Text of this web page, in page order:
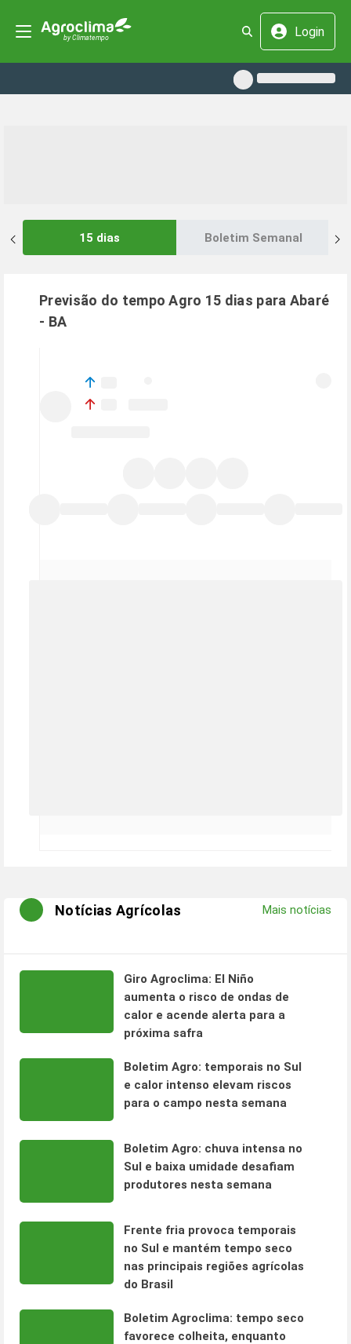
Login
15 dias Boletim Semanal
Previsão do tempo Agro 15 dias para Abaré
- BA
Notícias Agrícolas Mais notícias
Giro Agroclima: El Niño
aumenta o risco de ondas de
calor e acende alerta para a
próxima safra
Boletim Agro: temporais no Sul
e calor intenso elevam riscos
para o campo nesta semana
Boletim Agro: chuva intensa no
Sul e baixa umidade desafiam
produtores nesta semana
Frente fria provoca temporais
no Sul e mantém tempo seco
nas principais regiões agrícolas
do Brasil
Boletim Agroclima: tempo seco
favorece colheita, enquanto